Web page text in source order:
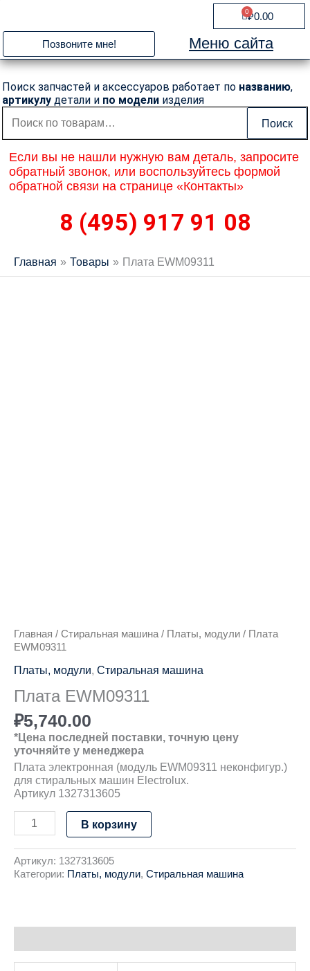
содержимому
₽0.00
0
Cart
Позвоните мне! Меню сайта
Поиск запчастей и аксессуаров работает по названию,
артикулу детали и по модели изделия
Искать:
Поиск
Если вы не нашли нужную вам деталь, запросите
обратный звонок, или воспользуйтесь формой
обратной связи на странице «Контакты»
8 (495) 917 91 08
Главная Товары Плата EWM09311
Главная / Стиральная машина/ Платы, модули / Плата
EWM09311
Платы, модули Стиральная машина
Плата EWM09311
₽5,740.00
*Цена последней поставки, точную цену
уточняйте у менеджера
Плата электронная (модуль EWM09311 неконфигур.)
для стиральных машин Electrolux.
Артикул 1327313605
В корзину
Артикул: 1327313605
Категории: Платы, модули, Стиральная машина